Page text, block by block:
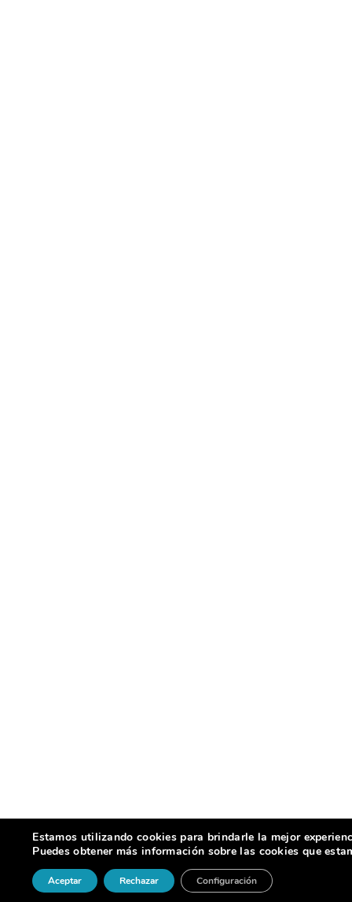
Estamos utilizando cookies para brindarle la mejor
Puedes obtener más información sobre las cookies que
Aceptar Rechazar Configuración